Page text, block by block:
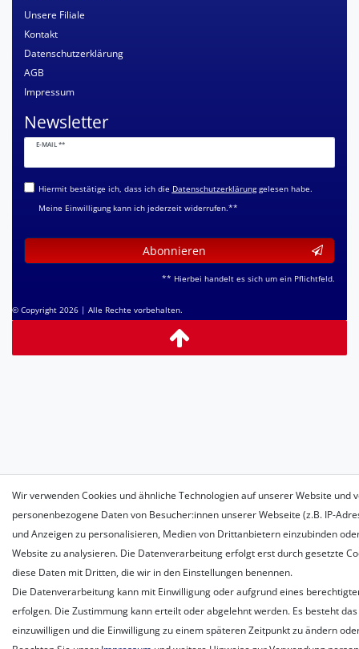
Unsere Filiale
Kontakt
Datenschutzerklärung
AGB
Impressum
Newsletter
E-MAIL **
Newsletter
Honig
Hiermit bestätige ich, dass ich die Daten­schutz­erklärunggelesen habe.
Meine Einwilligung kann ich jederzeit widerrufen.**
Abonnieren
** Hierbei handelt es sich um ein Pflichtfeld.
© Copyright 2026 | Alle Rechte vorbehalten.
Wir verwenden Cookies und ähnliche Technologien auf unserer Website und
personenbezogene Daten von Besucher:innen unserer Webseite (z.B. IP-
und Anzeigen zu personalisieren, Medien von Drittanbietern einzubinden
Website zu analysieren. Die Datenverarbeitung erfolgt erst durch gesetzte
diese Daten mit Dritten, die wir in den Einstellungen benennen.
Die Datenverarbeitung kann mit Einwilligung oder aufgrund eines
erfolgen. Die Zustimmung kann erteilt oder abgelehnt werden. Es besteht das
einzuwilligen und die Einwilligung zu einem späteren Zeitpunkt zu ändern